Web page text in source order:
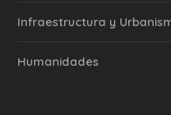
Infraestructura y
Humanidades